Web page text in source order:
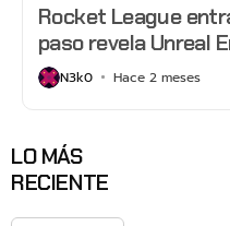
Rocket League
paso revela Unreal
N3k0 Hace 2 meses
LO MÁS
RECIENTE